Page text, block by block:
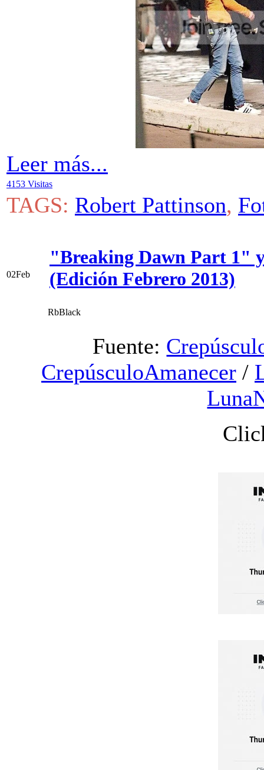
Leer más...
4153 Visitas
TAGS: Robert Pattinson,
02Feb
"Breaking Dawn Part 1"
(Edición Febrero 2013)
RbBlack
Fuente:
CrepúsculoAmanecer /